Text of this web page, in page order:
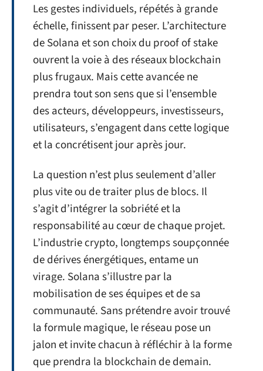
Les gestes individuels, répétés à grande
échelle, finissent par peser. L’architecture
de Solana et son choix du proof of stake
ouvrent la voie à des réseaux blockchain
plus frugaux. Mais cette avancée ne
prendra tout son sens que si l’ensemble
des acteurs, développeurs, investisseurs,
utilisateurs, s’engagent dans cette logique
et la concrétisent jour après jour.
La question n’est plus seulement d’aller
plus vite ou de traiter plus de blocs. Il
s’agit d’intégrer la sobriété et la
responsabilité au cœur de chaque projet.
L’industrie crypto, longtemps soupçonnée
de dérives énergétiques, entame un
virage. Solana s’illustre par la
mobilisation de ses équipes et de sa
communauté. Sans prétendre avoir trouvé
la formule magique, le réseau pose un
jalon et invite chacun à réfléchir à la forme
que prendra la blockchain de demain.